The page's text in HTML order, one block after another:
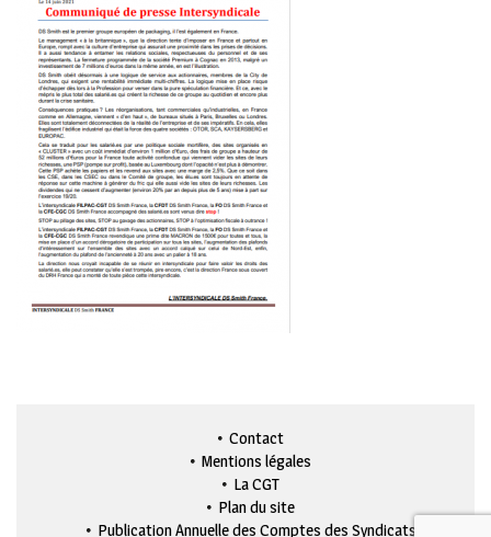
Contact
Mentions légales
La CGT
Plan du site
Publication Annuelle des Comptes des Syndicats